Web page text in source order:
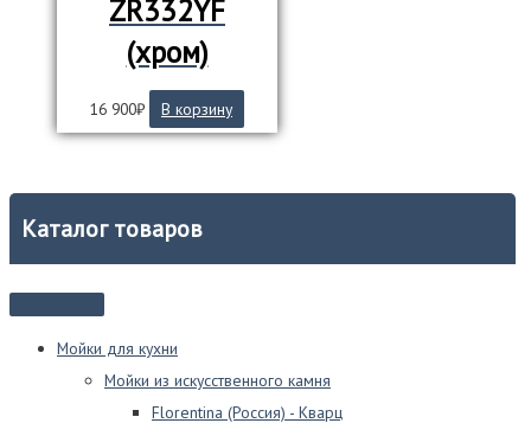
Каталог товаров
Мойки для кухни
Мойки из искусственного камня
Florentina (Россия) - Кварц
ZR332YF
(хром)
16 900₽ В корзину